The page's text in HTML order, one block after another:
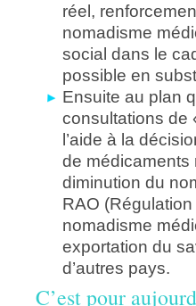
réel,
nomadisme
social dans le
possible en
Ensuite au plan
consultations de
l’aide à la
de médicaments
diminution du
RAO
nomadisme
exportation du
d’autres pays.
C’est pour